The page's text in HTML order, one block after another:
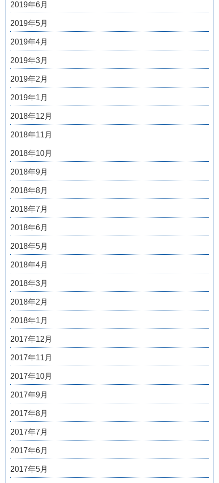
2019年6月
2019年5月
2019年4月
2019年3月
2019年2月
2019年1月
2018年12月
2018年11月
2018年10月
2018年9月
2018年8月
2018年7月
2018年6月
2018年5月
2018年4月
2018年3月
2018年2月
2018年1月
2017年12月
2017年11月
2017年10月
2017年9月
2017年8月
2017年7月
2017年6月
2017年5月